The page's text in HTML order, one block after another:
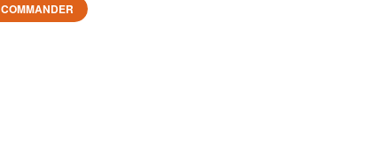
COMMANDER